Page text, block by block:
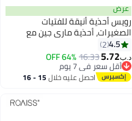
عرض
رويس أحذية أنيقة للفتيات
الصغيرات، أحذية ماري جين مع
فيونكة، أحذية مسطحة مع إغلاق
فيلكرو ونعل مانع للانزلاق، مناسبة
للحفلات وحفلات الزفاف والمدرسة
والارتداء اليومي والمناسبات الأخرى
4.5
2
د.ب‏5.72
16.33
64% OFF
أقل سعر في 7 يوم
أقل سعر في 7 يوماحصل عليه خلال 15 - 16